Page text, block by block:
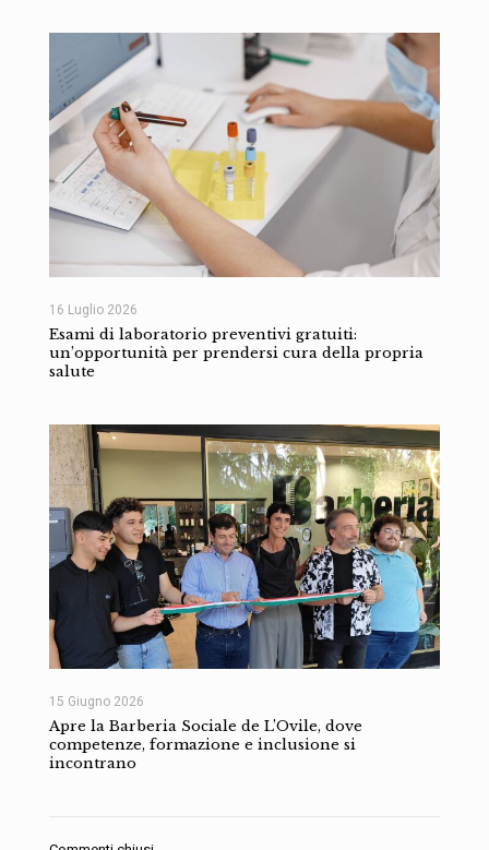
16 Luglio 2026
Esami di laboratorio preventivi gratuiti:
un’opportunità per prendersi cura della propria
salute
15 Giugno 2026
Apre la Barberia Sociale de L’Ovile, dove
competenze, formazione e inclusione si
incontrano